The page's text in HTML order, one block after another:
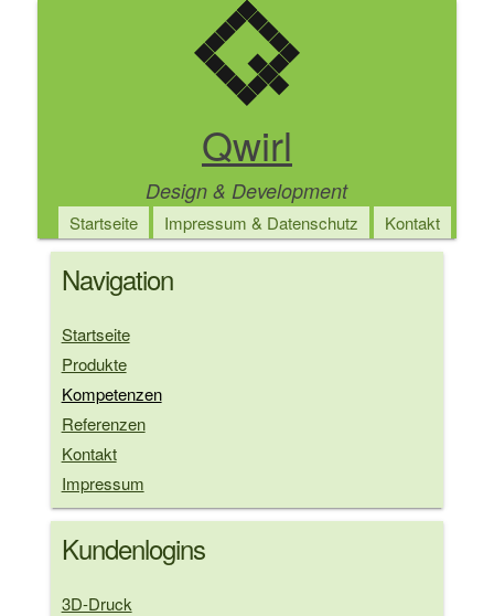
Qwirl
Design & Development
Main
navigation
Startseite Impressum & Datenschutz Kontakt
Navigation
Startseite
Produkte
Kompetenzen
Referenzen
Kontakt
Impressum
Kundenlogins
3D-Druck